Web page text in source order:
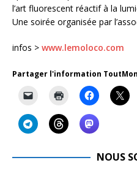
l’art fluorescent réactif à la
Une soirée organisée par
infos > www.lemoloco.com
Partager l'information
NOUS